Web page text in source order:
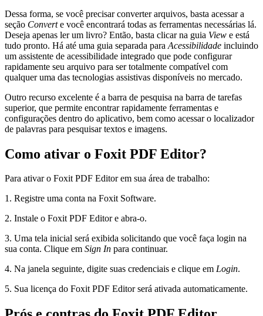
Dessa forma, se você precisar converter arquivos, basta acessar a
seção Converte você encontrará todas as ferramentas necessárias lá.
Deseja apenas ler um livro? Então, basta clicar na guia View e está
tudo pronto. Há até uma guia separada para Acessibilidade incluindo
um assistente de acessibilidade integrado que pode configurar
rapidamente seu arquivo para ser totalmente compatível com
qualquer uma das tecnologias assistivas disponíveis no mercado.
Outro recurso excelente é a barra de pesquisa na barra de tarefas
superior, que permite encontrar rapidamente ferramentas e
configurações dentro do aplicativo, bem como acessar o localizador
de palavras para pesquisar textos e imagens.
Como ativar o Foxit PDF Editor?
Para ativar o Foxit PDF Editor em sua área de trabalho:
1. Registre uma conta na Foxit Software.
2. Instale o Foxit PDF Editor e abra-o.
3. Uma tela inicial será exibida solicitando que você faça login na
sua conta. Clique em Sign In para continuar.
4. Na janela seguinte, digite suas credenciais e clique em Login.
5. Sua licença do Foxit PDF Editor será ativada automaticamente.